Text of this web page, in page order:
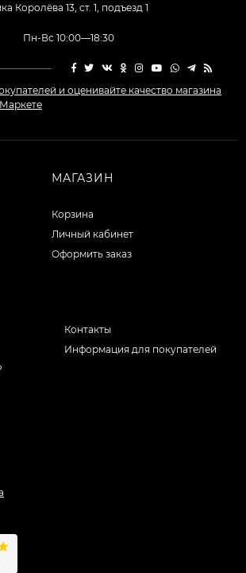
Королёва 13, ст. 1, подъезд 1
Пн-Вс 10:00—18:30
МАГАЗИН
Корзина
Личный кабинет
Оформить заказ
Контакты
Информация для покупателей